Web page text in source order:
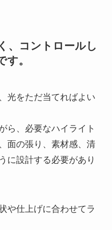
、コントロールし
す。
光をただ当てればよい
ら、必要なハイライト
面の張り、素材感、清
に設計する必要があり
や仕上げに合わせてラ